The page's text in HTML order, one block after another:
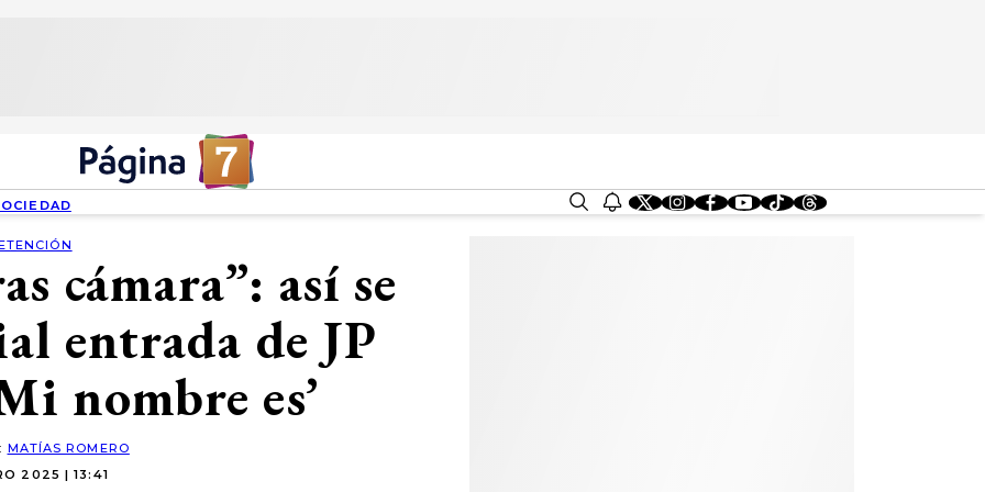
cámara”: así se
entrada de JP
nombre es’
MATÍAS ROMERO
2025 | 13:41